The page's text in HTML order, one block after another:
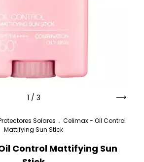
1 / 3
Solares . Celimax - Oil Control
Mattifying Sun Stick
Control Mattifying Sun